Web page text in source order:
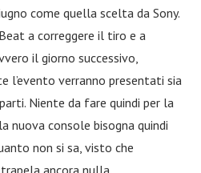
come quella scelta da Sony.
a correggere il tiro e a
il giorno successivo,
l’evento verranno presentati sia
Niente da fare quindi per la
nuova console bisogna quindi
non si sa, visto che